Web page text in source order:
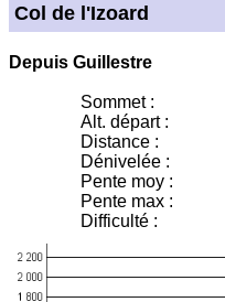
Col de l'Izoard
Depuis Guillestre
Sommet :
Alt. départ :
Distance :
Dénivelée :
Pente moy:
Pente max :
Difficulté :